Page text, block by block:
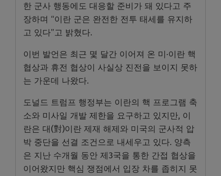
한 군사 행동에도 대응할 준비가 돼 있다고 주
장하며 “이란 군은 완전한 전투 태세를 유지하
고 있다”고 밝혔다.
이번 발언은 최근 몇 달간 이어져 온 미·이란 핵
협상과 휴전 협상이 사실상 진전을 보이지 못하
는 가운데 나왔다.
도널드 트럼프 행정부는 이란의 핵 프로그램 축
소와 미사일 개발 제한을 요구하고 있지만, 이
란은 대(對)이란 제재 해제와 미국의 군사적 압
박 중단을 선결 조건으로 내세우고 있다. 양측
은 지난 수개월 동안 제3국을 통한 간접 협상을
이어왔지만 핵심 쟁점에서 입장 차를 좁히지 못